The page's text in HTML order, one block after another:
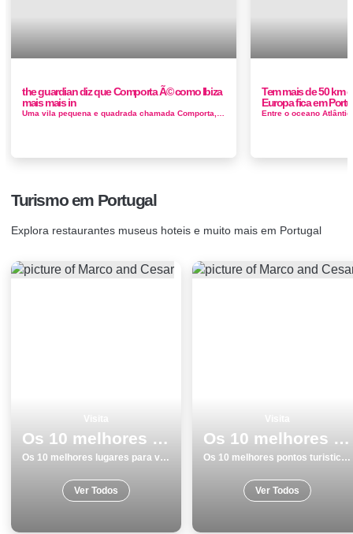
the guardian diz que Comporta Ã© como Ibiza
mais mais in
Tem mais de 50 km
Europa fica em
Turismo em Portugal
Explora restaurantes museus hoteis e muito mais em Portugal
Os 10 melhores lugares para visitar em Lagoa
Os 10 melhores lugares para visitar em Lagoa
Ver Todos
Os 10 melhores pontos turisticos para conhecer e visitar em SantarÃ©m
Os 10 melhores pontos turisticos para conhecer e visitar em SantarÃ©m
Ver Todos